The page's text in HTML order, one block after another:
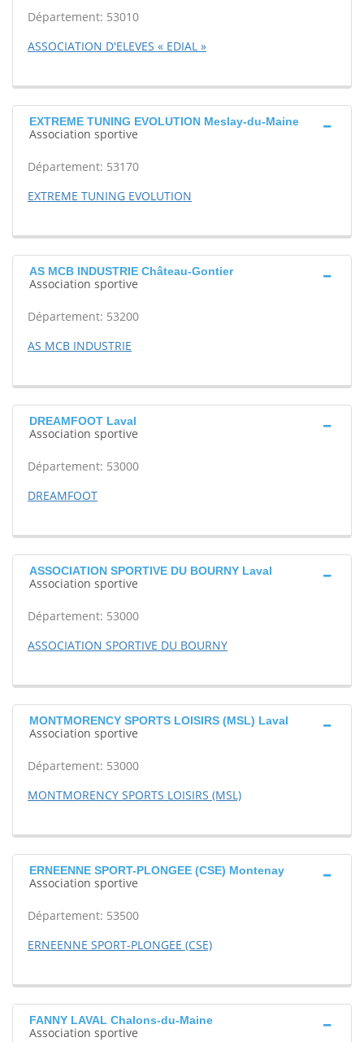
Département: 53010
ASSOCIATION D'ELEVES « EDIAL »
EXTREME TUNING EVOLUTION Meslay-du-Maine
Association sportive
Département: 53170
EXTREME TUNING EVOLUTION
AS MCB INDUSTRIE Château-Gontier
Association sportive
Département: 53200
AS MCB INDUSTRIE
DREAMFOOT Laval
Association sportive
Département: 53000
DREAMFOOT
ASSOCIATION SPORTIVE DU BOURNY Laval
Association sportive
Département: 53000
ASSOCIATION SPORTIVE DU BOURNY
MONTMORENCY SPORTS LOISIRS (MSL) Laval
Association sportive
Département: 53000
MONTMORENCY SPORTS LOISIRS (MSL)
ERNEENNE SPORT-PLONGEE (CSE) Montenay
Association sportive
Département: 53500
ERNEENNE SPORT-PLONGEE (CSE)
FANNY LAVAL Chalons-du-Maine
Association sportive